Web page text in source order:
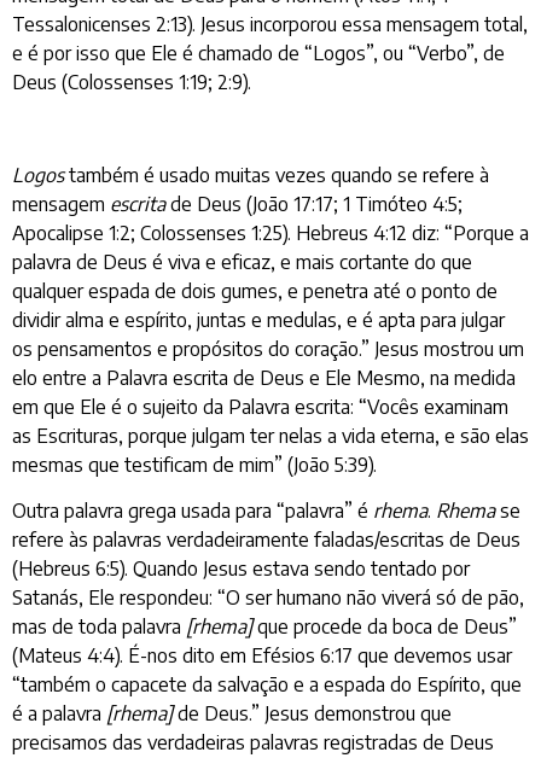
Tessalonicenses 2:13). Jesus incorporou essa mensagem total,
e é por isso que Ele é chamado de “Logos”, ou “Verbo”, de
Deus (Colossenses 1:19; 2:9).
Logostambém é usado muitas vezes quando se refere à
mensagem escritade Deus (João 17:17; 1 Timóteo 4:5;
Apocalipse 1:2; Colossenses 1:25). Hebreus 4:12 diz: “Porque a
palavra de Deus é viva e eficaz, e mais cortante do que
qualquer espada de dois gumes, e penetra até o ponto de
dividir alma e espírito, juntas e medulas, e é apta para julgar
os pensamentos e propósitos do coração.” Jesus mostrou um
elo entre a Palavra escrita de Deus e Ele Mesmo, na medida
em que Ele é o sujeito da Palavra escrita: “Vocês examinam
as Escrituras, porque julgam ter nelas a vida eterna, e são elas
mesmas que testificam de mim” (João 5:39).
Outra palavra grega usada para “palavra” é rhema. Rhemase
refere às palavras verdadeiramente faladas/escritas de Deus
(Hebreus 6:5). Quando Jesus estava sendo tentado por
Satanás, Ele respondeu: “O ser humano não viverá só de pão,
mas de toda palavra [rhema]que procede da boca de Deus”
(Mateus 4:4). É-nos dito em Efésios 6:17 que devemos usar
“também o capacete da salvação e a espada do Espírito, que
é a palavra [rhema]de Deus.” Jesus demonstrou que
precisamos das verdadeiras palavras registradas de Deus